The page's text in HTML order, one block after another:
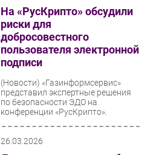
На «РусКрипто» обсудили
риски для
добросовестного
пользователя электронной
подписи
(Новости) «Газинформсервис»
представил экспертные решения
по безопасности ЭДО на
конференции «РусКрипто».
26.03.2026